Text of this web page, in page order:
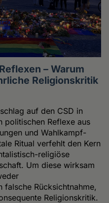
– Warum
Religionskritik
auf den CSD in
politischen Reflexe aus
und Wahlkampf-
Ritual verfehlt den Kern
religiöse
Um diese wirksam
falsche Rücksichtnahme,
Religionskritik.